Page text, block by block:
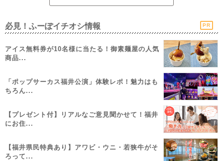
必見！ふーぽイチオシ情報 PR
アイス無料券が10名様に当たる！御素麺屋の人気
商品...
「ポップサーカス福井公演」体験レポ！魅力はも
ちろん...
【プレゼント付】リアルなご意見聞かせて！福井
にお住...
【福井県民特典あり】アワビ・ウニ・若狭牛がそ
ろって...